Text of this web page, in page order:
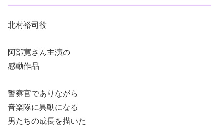
北村裕司役
阿部寛さん主演の
感動作品
警察官でありながら
音楽隊に異動になる
男たちの成長を描いた